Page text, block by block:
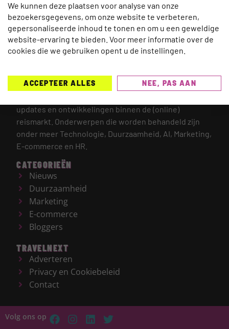
veranda. De tent geeft het absolute gevoel van kamperen,
vrijheid en rust. Back tot nature maar dan […]
TRAVELNEXT is hét leading kennisplatform voor de
updates en ontwikkelingen binnen de (online)
reismarkt. Onderwerpen die worden behandeld zijn
onder meer Technologie, Duurzaamheid, AI, Marketing,
E-commerce en HR.
CATEGORIEËN
Nieuws
Duurzaamheid
Marketing
E-commerce
Bloggers
TRAVELNEXT
Adverteren
Privacy en Cookiebeleid
Contact
Volg ons op
We kunnen deze plaatsen voor analyse van onze
bezoekersgegevens, om onze website te verbeteren,
gepersonaliseerde inhoud te tonen en om u een geweldige
website-ervaring te bieden. Voor meer informatie over de
cookies die we gebruiken opent u de instellingen.
ACCEPTEER ALLES NEE, PAS AAN